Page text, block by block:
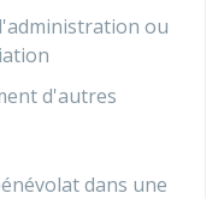
ou
d'autres
dans une